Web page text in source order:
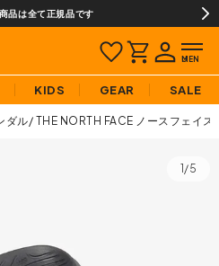
品は全て正規品です
KIDS GEAR SALE
ダル THE NORTH FACE ノースフェイ
1/5